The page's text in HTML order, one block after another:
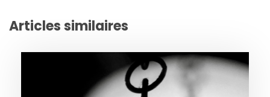
Articles similaires